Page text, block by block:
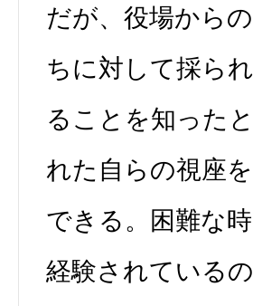
だが、役場から
ちに対して採ら
ることを知った
れた自らの視座
できる。困難な
経験されている